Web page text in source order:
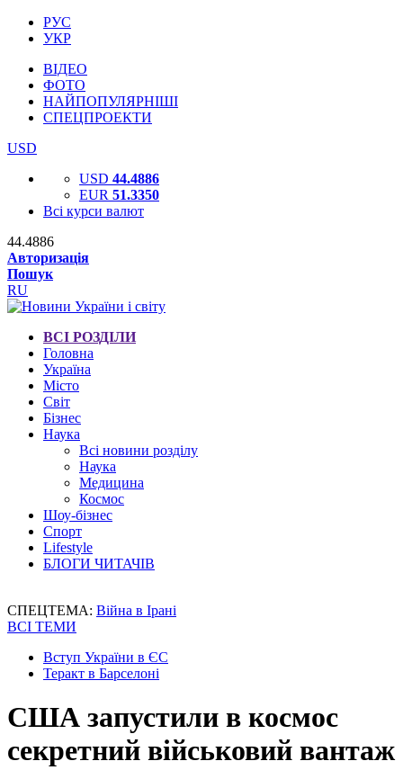
РУС
УКР
ВІДЕО
ФОТО
НАЙПОПУЛЯРНІШІ
СПЕЦПРОЕКТИ
USD
USD 44.4886
EUR 51.3350
Всі курси валют
44.4886
Авторизація
Пошук
RU
ВСІ РОЗДІЛИ
Головна
Україна
Місто
Світ
Бізнес
Наука
Всі новини розділу
Наука
Медицина
Космос
Шоу-бізнес
Спорт
Lifestyle
БЛОГИ ЧИТАЧІВ
СПЕЦТЕМА: Війна в Ірані
ВСІ ТЕМИ
Вступ України в ЄС
Теракт в Барселоні
США запустили в космос
секретний військовий вантаж